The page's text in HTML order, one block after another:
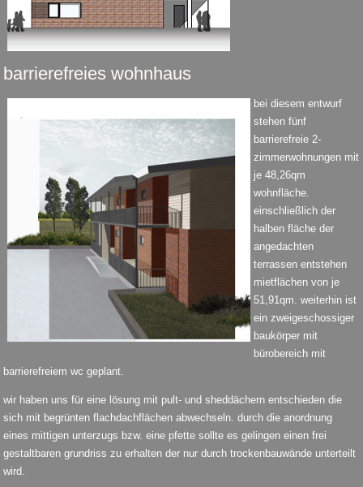
barrierefreies wohnhaus
bei diesem entwurf
stehen fünf
barrierefreie 2-
zimmerwohnungen mit
je 48,26qm
wohnfläche.
einschließlich der
halben fläche der
angedachten
terrassen entstehen
mietflächen von je
51,91qm. weiterhin ist
ein zweigeschossiger
baukörper mit
bürobereich mit
barrierefreiem wc geplant.
wir haben uns für eine lösung mit pult- und sheddächern entschieden die
sich mit begrünten flachdachflächen abwechseln. durch die anordnung
eines mittigen unterzugs bzw. eine pfette sollte es gelingen einen frei
gestaltbaren grundriss zu erhalten der nur durch trockenbauwände unterteilt
wird.